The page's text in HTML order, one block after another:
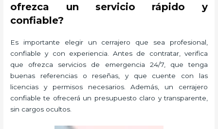
ofrezca un servicio rápido y
confiable?
Es importante elegir un cerrajero que sea profesional,
confiable y con experiencia. Antes de contratar, verifica
que ofrezca servicios de emergencia 24/7, que tenga
buenas referencias o reseñas, y que cuente con las
licencias y permisos necesarios. Además, un cerrajero
confiable te ofrecerá un presupuesto claro y transparente,
sin cargos ocultos.